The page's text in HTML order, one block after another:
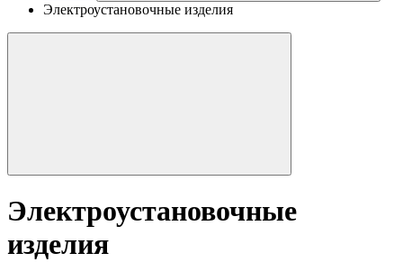
Электроустановочные изделия
Электроустановочные
изделия